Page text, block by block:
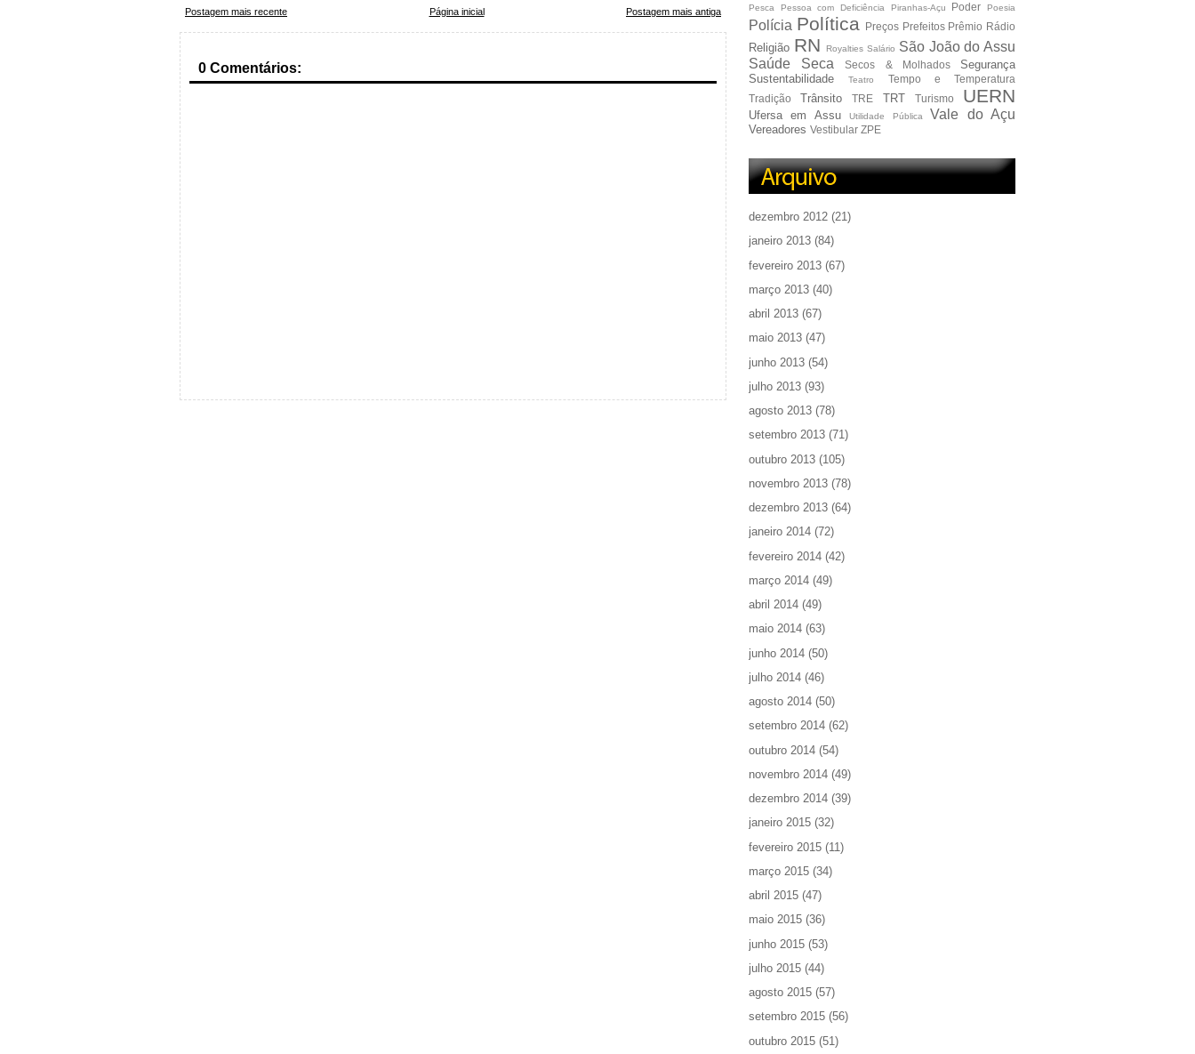
Postagem mais recente Postagem mais antiga
Página inicial
0 Comentários:
Pesca
Pessoa com Deficiência Piranhas-Açu Poder Poesia
Polícia Política Preços Prefeitos Prêmio Rádio
Religião RN Royalties Salário São João do Assu
Saúde
Seca Secos & Molhados
Segurança
Sustentabilidade
Teatro
Tempo e Temperatura
Tradição
Trânsito TRE TRT Turismo UERN
Ufersa em Assu Utilidade Pública Vale do Açu
Vereadores Vestibular ZPE
dezembro 2012 (21)
janeiro 2013 (84)
fevereiro 2013 (67)
março 2013 (40)
abril 2013 (67)
maio 2013 (47)
junho 2013 (54)
julho 2013 (93)
agosto 2013 (78)
setembro 2013 (71)
outubro 2013 (105)
novembro 2013 (78)
dezembro 2013 (64)
janeiro 2014 (72)
fevereiro 2014 (42)
março 2014 (49)
abril 2014 (49)
maio 2014 (63)
junho 2014 (50)
julho 2014 (46)
agosto 2014 (50)
setembro 2014 (62)
outubro 2014 (54)
novembro 2014 (49)
dezembro 2014 (39)
janeiro 2015 (32)
fevereiro 2015 (11)
março 2015 (34)
abril 2015 (47)
maio 2015 (36)
junho 2015 (53)
julho 2015 (44)
agosto 2015 (57)
setembro 2015 (56)
outubro 2015 (51)